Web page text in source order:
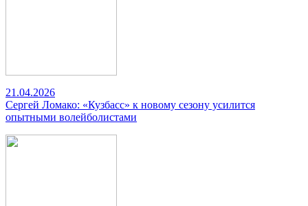
21.04.2026
Сергей Ломако: «Кузбасс» к новому сезону усилится
опытными волейболистами